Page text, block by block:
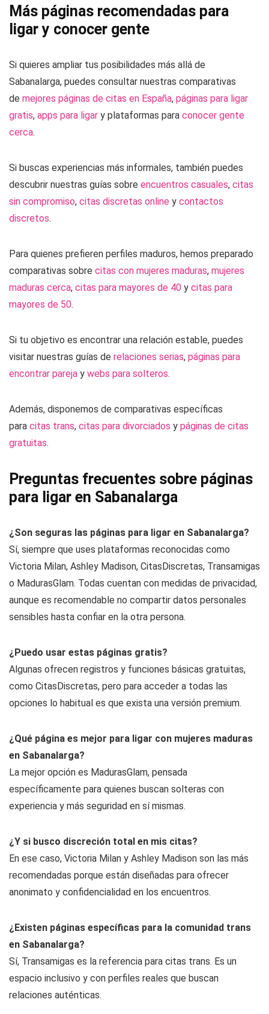
Más páginas recomendadas para
ligar y conocer gente
Si quieres ampliar tus posibilidades más allá de
Sabanalarga, puedes consultar nuestras comparativas
de mejores páginas de citas en España, páginas para ligar
gratis, apps para ligar y plataformas para conocer gente
cerca.
Si buscas experiencias más informales, también puedes
descubrir nuestras guías sobre encuentros casuales, citas
sin compromiso, citas discretas online y contactos
discretos.
Para quienes prefieren perfiles maduros, hemos preparado
comparativas sobre citas con mujeres maduras, mujeres
maduras cerca, citas para mayores de 40 y citas para
mayores de 50.
Si tu objetivo es encontrar una relación estable, puedes
visitar nuestras guías de relaciones serias, páginas para
encontrar pareja y webs para solteros.
Además, disponemos de comparativas específicas
para citas trans, citas para divorciados y páginas de citas
gratuitas.
Preguntas frecuentes sobre páginas
para ligar en Sabanalarga
¿Son seguras las páginas para ligar en Sabanalarga?
Sí, siempre que uses plataformas reconocidas como
Victoria Milan, Ashley Madison, CitasDiscretas, Transamigas
o MadurasGlam. Todas cuentan con medidas de privacidad,
aunque es recomendable no compartir datos personales
sensibles hasta confiar en la otra persona.
¿Puedo usar estas páginas gratis?
Algunas ofrecen registros y funciones básicas gratuitas,
como CitasDiscretas, pero para acceder a todas las
opciones lo habitual es que exista una versión premium.
¿Qué página es mejor para ligar con mujeres maduras
en Sabanalarga?
La mejor opción es MadurasGlam, pensada
específicamente para quienes buscan solteras con
experiencia y más seguridad en sí mismas.
¿Y si busco discreción total en mis citas?
En ese caso, Victoria Milan y Ashley Madison son las más
recomendadas porque están diseñadas para ofrecer
anonimato y confidencialidad en los encuentros.
¿Existen páginas específicas para la comunidad trans
en Sabanalarga?
Sí, Transamigas es la referencia para citas trans. Es un
espacio inclusivo y con perfiles reales que buscan
relaciones auténticas.